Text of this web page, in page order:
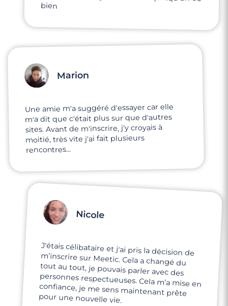
3 minutes
Rencontre à Mitry-Mory
3 minutes
bien
Marion
Une amie m'a suggéré d'essayer car elle
m'a dit que c'était plus sur que d'autres
sites. Avant de m'inscrire, j'y croyais à
moitié, très vite j'ai fait plusieurs
rencontres...
Nicole
J'étais célibataire et j'ai pris la décision de
m'inscrire sur Meetic. Cela a changé du
tout au tout, je pouvais parler avec des
personnes respectueuses. Cela m'a mise en
confiance, je me sens maintenant prête
pour une nouvelle vie.